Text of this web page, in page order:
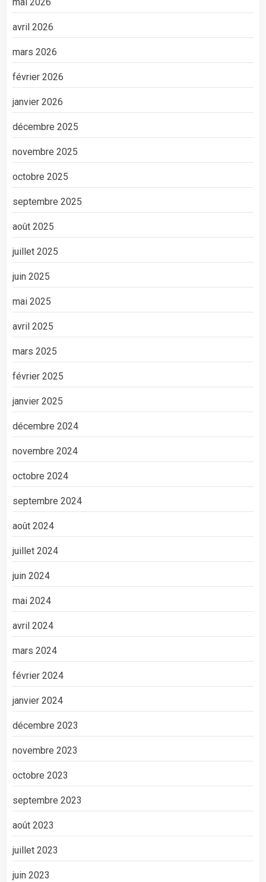
avril 2026
mars 2026
février 2026
janvier 2026
décembre 2025
novembre 2025
octobre 2025
septembre 2025
août 2025
juillet 2025
juin 2025
mai 2025
avril 2025
mars 2025
février 2025
janvier 2025
décembre 2024
novembre 2024
octobre 2024
septembre 2024
août 2024
juillet 2024
juin 2024
mai 2024
avril 2024
mars 2024
février 2024
janvier 2024
décembre 2023
novembre 2023
octobre 2023
septembre 2023
août 2023
juillet 2023
juin 2023